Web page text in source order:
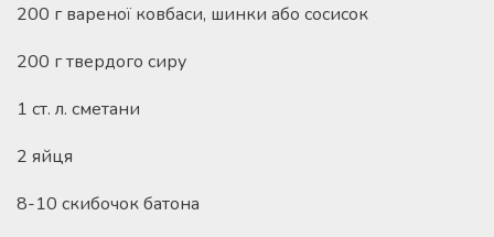
200 г вареної ковбаси, шинки або сосисок
200 г твердого сиру
1 ст. л. сметани
2 яйця
8-10 скибочок батона